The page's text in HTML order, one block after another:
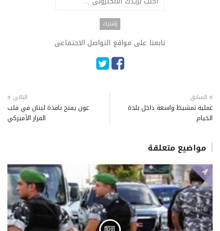
تابعنا على مواقع التواصل الاجتماعى
السابق
عملية تمشيط واسعة داخل بلدة
الخيام
التالى
عون يفتح نافذة لبنان في قلب
القرار الأميركي
مواضيع متعلقة